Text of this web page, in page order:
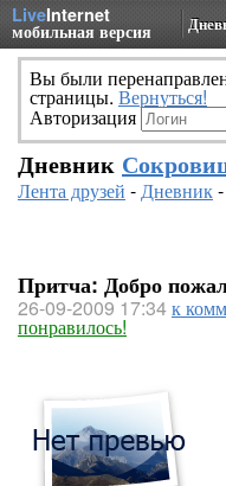
LiveInternet
мобильная версия
Вы были
страницы. Вернуться!
Авторизация
Дневник
Лента друзей -Дневник-
Притча: Добро
26-09-2009 17:34к
понравилось!